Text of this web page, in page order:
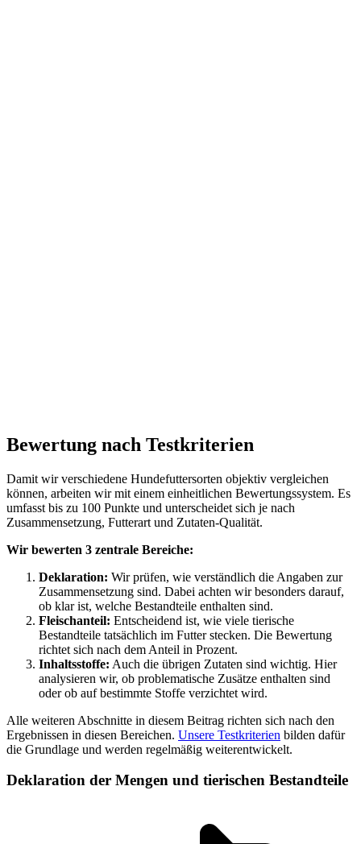
Bewertung nach Testkriterien
Damit wir verschiedene Hundefuttersorten objektiv vergleichen
können, arbeiten wir mit einem einheitlichen Bewertungssystem. Es
umfasst bis zu 100 Punkte und unterscheidet sich je nach
Zusammensetzung, Futterart und Zutaten-Qualität.
Wir bewerten 3 zentrale Bereiche:
Deklaration: Wir prüfen, wie verständlich die Angaben zur
Zusammensetzung sind. Dabei achten wir besonders darauf,
ob klar ist, welche Bestandteile enthalten sind.
Fleischanteil: Entscheidend ist, wie viele tierische
Bestandteile tatsächlich im Futter stecken. Die Bewertung
richtet sich nach dem Anteil in Prozent.
Inhaltsstoffe: Auch die übrigen Zutaten sind wichtig. Hier
analysieren wir, ob problematische Zusätze enthalten sind
oder ob auf bestimmte Stoffe verzichtet wird.
Alle weiteren Abschnitte in diesem Beitrag richten sich nach den
Ergebnissen in diesen Bereichen. Unsere Testkriterien bilden dafür
die Grundlage und werden regelmäßig weiterentwickelt.
Deklaration der Mengen und tierischen Bestandteile